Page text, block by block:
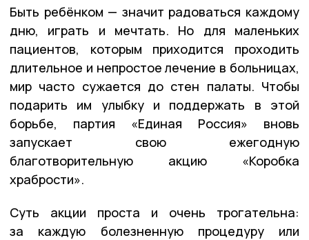
Быть ребёнком — значит радоваться каждому
дню, играть и мечтать. Но для маленьких
пациентов, которым приходится проходить
длительное и непростое лечение в больницах,
мир часто сужается до стен палаты. Чтобы
подарить им улыбку и поддержать в этой
борьбе, партия «Единая Россия» вновь
запускает свою ежегодную
благотворительную акцию «Коробка
храбрости».
Суть акции проста и очень трогательна:
за каждую болезненную процедуру или